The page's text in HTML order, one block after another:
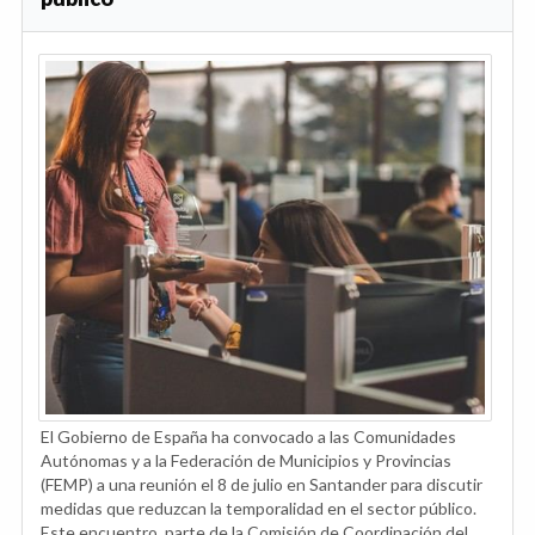
El Gobierno de España ha convocado a las Comunidades
Autónomas y a la Federación de Municipios y Provincias
(FEMP) a una reunión el 8 de julio en Santander para discutir
medidas que reduzcan la temporalidad en el sector público.